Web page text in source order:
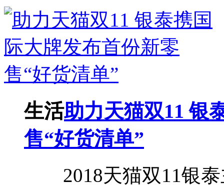
生活助力天猫双11 银
售“好货清单”
2018天猫双11银泰